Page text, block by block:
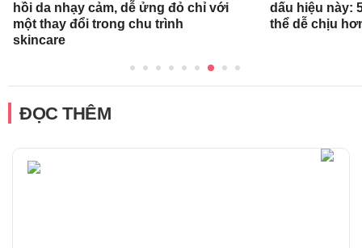
hồi da nhạy cảm, dễ ửng đỏ chỉ với
một thay đổi trong chu trình
skincare
dấu hiệu này:
thể dễ chịu
ĐỌC THÊM